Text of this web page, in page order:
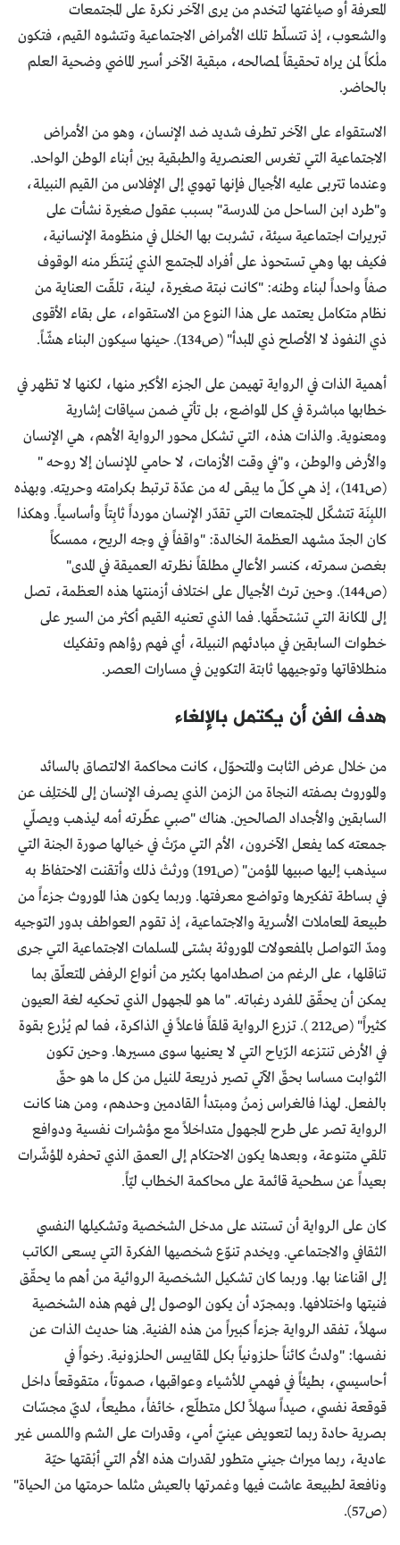
المعرفة أو صياغتها لتخدم من يرى الآخر نكرة على المجتمعات
والشعوب، إذ تتسلّط تلك الأمراض الاجتماعية وتتشوه القيم، فتكون
ملْكاً لمن يراه تحقيقاً لمصالحه، مبقية الآخر أسير الماضي وضحية العلم
بالحاضر.
الاستقواء على الآخر تطرف شديد ضد الإنسان، وهو من الأمراض
الاجتماعية التي تغرس العنصرية والطبقية بين أبناء الوطن الواحد.
وعندما تتربى عليه الأجيال فإنها تهوي إلى الإفلاس من القيم النبيلة،
و"طرد ابن الساحل من المدرسة" بسبب عقول صغيرة نشأت على
تبريرات اجتماعية سيئة، تشربت بها الخلل في منظومة الإنسانية،
فكيف بها وهي تستحوذ على أفراد المجتمع الذي يُنتظَر منه الوقوف
صفاً واحداً لبناء وطنه: "كانت نبتة صغيرة، لينة، تلقّت العناية من
نظام متكامل يعتمد على هذا النوع من الاستقواء، على بقاء الأقوى
ذي النفوذ لا الأصلح ذي المبدأ" (ص134). حينها سيكون البناء هشّاً.
أهمية الذات في الرواية تهيمن على الجزء الأكبر منها، لكنها لا تظهر في
خطابها مباشرة في كل المواضع، بل تأتي ضمن سياقات إشارية
ومعنوية. والذات هذه، التي تشكل محور الرواية الأهم، هي الإنسان
والأرض والوطن، و"في وقت الأزمات، لا حامي للإنسان إلا روحه "
(ص141)، إذ هي كلّ ما يبقى له من عدّة ترتبط بكرامته وحريته. وبهذه
اللبِنَة تتشكّل المجتمعات التي تقدّر الإنسان مورداً ثابِتاً وأساسياً. وهكذا
كان الجدّ مشهد العظمة الخالدة: "واقفاً في وجه الريح، ممسكاً
بغصن سمرته، كنسر الأعالي مطلقاً نظرته العميقة في المدى"
(ص144). وحين ترث الأجيال على اختلاف أزمنتها هذه العظمة، تصل
إلى المكانة التي تسْتحقّها. فما الذي تعنيه القيم أكثر من السير على
خطوات السابقين في مبادئهم النبيلة، أي فهم رؤاهم وتفكيك
منطلاقاتها وتوجيهها ثابتة التكوين في مسارات العصر.
هدف الفن أن يكتمل بالإلغاء
من خلال عرض الثابت والمتحوّل، كانت محاكمة الالتصاق بالسائد
والموروث بصفته النجاة من الزمن الذي يصرف الإنسان إلى المختلِف عن
السابقين والأجداد الصالحين. هناك "صبي عطّرته أمه ليذهب ويصلّي
جمعته كما يفعل الآخرون، الأم التي مرّتْ في خيالها صورة الجنة التي
سيذهب إليها صبيها المؤمن" (ص191) ورثتْ ذلك وأتقنت الاحتفاظ به
في بساطة تفكيرها وتواضع معرفتها. وربما يكون هذا الموروث جزءاً من
طبيعة المعاملات الأسرية والاجتماعية، إذ تقوم العواطف بدور التوجيه
ومدّ التواصل بالمفعولات الموروثة بشتى المسلمات الاجتماعية التي جرى
تناقلها، على الرغم من اصطدامها بكثير من أنواع الرفض المتعلّق بما
يمكن أن يحقّق للفرد رغباته. "ما هو المجهول الذي تحكيه لغة العيون
كثيراً" (ص212 ). تزرع الرواية قلقاً فاعلاً في الذاكرة، فما لم يُزْرع بقوة
في الأرض تنتزعه الرّياح التي لا يعنيها سوى مسيرها. وحين تكون
الثوابت مساسا بحقّ الآتي تصير ذريعة للنيل من كل ما هو حقّ
بالفعل. لهذا فالغراس زمنُ ومبتدأ القادمين وحدهم، ومن هنا كانت
الرواية تصر على طرح المجهول متداخلاً مع مؤشرات نفسية ودوافع
تلقي متنوعة، وبعدها يكون الاحتكام إلى العمق الذي تحفره المؤشّرات
بعيداً عن سطحية قائمة على محاكمة الخطاب ليّاً.
كان على الرواية أن تستند على مدخل الشخصية وتشكيلها النفسي
الثقافي والاجتماعي. ويخدم تنوّع شخصيها الفكرة التي يسعى الكاتب
إلى اقناعنا بها. وربما كان تشكيل الشخصية الروائية من أهم ما يحقّق
فنيتها واختلافها. وبمجرّد أن يكون الوصول إلى فهم هذه الشخصية
سهلاً، تفقد الرواية جزءاً كبيراً من هذه الفنية. هنا حديث الذات عن
نفسها: "ولدتُ كائناً حلزونياً بكل المقاييس الحلزونية. رخواً في
أحاسيسي، بطيئاً في فهمي للأشياء وعواقبها، صموتاً، متقوقعاً داخل
قوقعة نفسي، صيداً سهلاً لكل متطلّع، خائفاً، مطيعاً، لديّ مجسّات
بصرية حادة ربما لتعويض عينيّ أمي، وقدرات على الشم واللمس غير
عادية، ربما ميراث جيني متطور لقدرات هذه الأم التي أبْقتها حيّة
ونافعة لطبيعة عاشت فيها وغمرتها بالعيش مثلما حرمتها من الحياة"
(ص57).